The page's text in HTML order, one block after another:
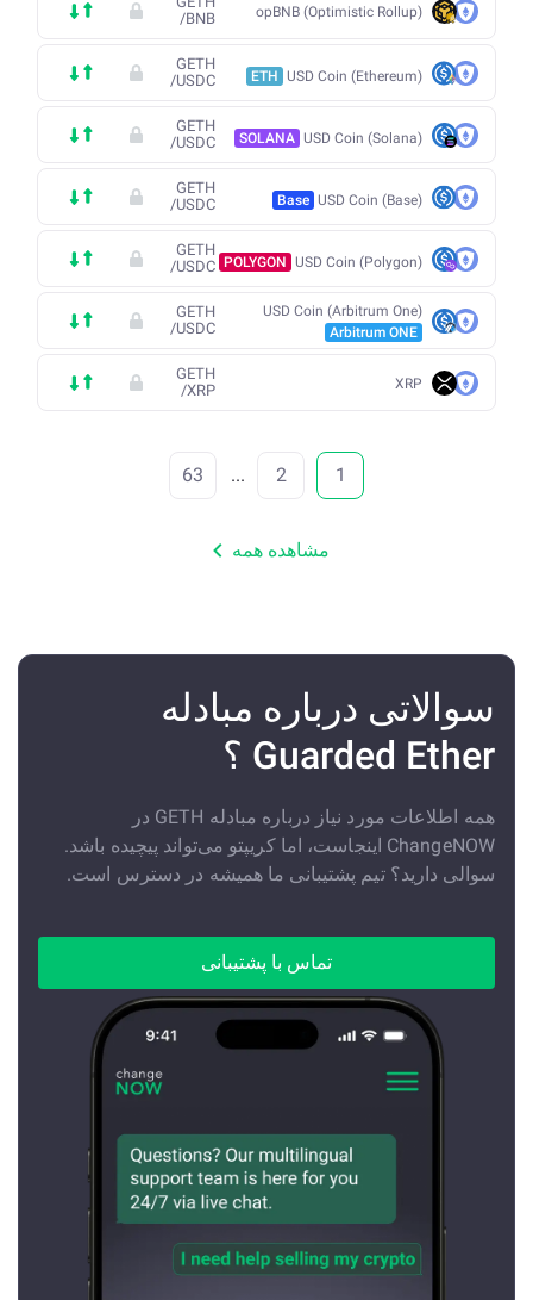
opBNB (Optimistic Rollup)
/BNB
USD Coin (Ethereum)
ETH
GETH
/USDC
USD Coin (Solana)
SOLANA
GETH
/USDC
USD Coin (Base)
Base
GETH
/USDC
USD Coin (Polygon)
POLYGON
GETH
/USDC
USD Coin (Arbitrum One)
Arbitrum ONE
GETH
/USDC
XRP
GETH
/XRP
1
2
...
63
مشاهده همه
سوالاتی درباره مبادله
Guarded Ether ؟
همه اطلاعات مورد نیاز درباره مبادله GETH در
ChangeNOW اینجاست، اما کریپتو می‌تواند پیچیده باشد.
سوالی دارید؟ تیم پشتیبانی ما همیشه در دسترس است.
تماس با پشتیبانی